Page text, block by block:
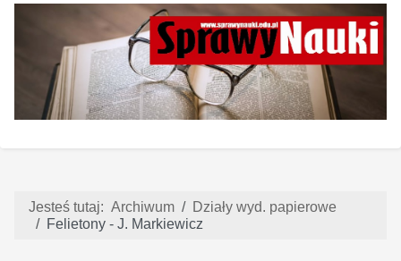
Jesteś tutaj: Archiwum
Działy wyd. papierowe
Felietony - J. Markiewicz